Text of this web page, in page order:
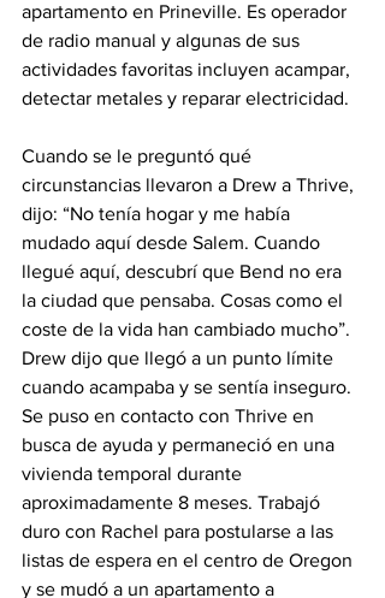
apartamento en Prineville. Es operador
de radio manual y algunas de sus
actividades favoritas incluyen acampar,
detectar metales y reparar electricidad.
Cuando se le preguntó qué
circunstancias llevaron a Drew a Thrive,
dijo: “No tenía hogar y me había
mudado aquí desde Salem. Cuando
llegué aquí, descubrí que Bend no era
la ciudad que pensaba. Cosas como el
coste de la vida han cambiado mucho”.
Drew dijo que llegó a un punto límite
cuando acampaba y se sentía inseguro.
Se puso en contacto con Thrive en
busca de ayuda y permaneció en una
vivienda temporal durante
aproximadamente 8 meses. Trabajó
duro con Rachel para postularse a las
listas de espera en el centro de Oregon
y se mudó a un apartamento a